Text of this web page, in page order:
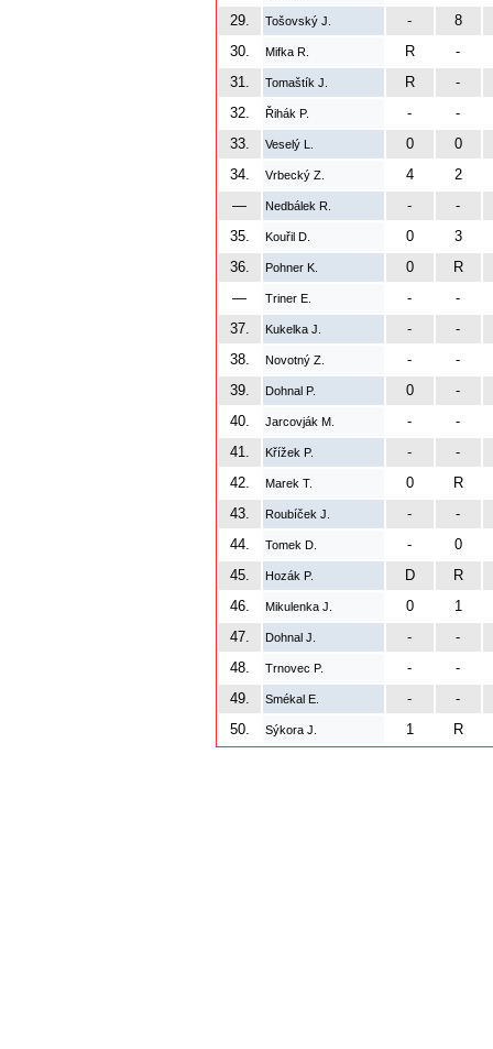
29.
Tošovský J. -
8
30.
Mifka R. R
-
31.
Tomaštík J. R
-
32.
Řihák P. -
-
33.
Veselý L. 0
0
34.
Vrbecký Z. 4
2
—
Nedbálek R. -
-
35.
Kouřil D. 0
3
36.
Pohner K. 0
R
—
Triner E. -
-
37.
Kukelka J. -
-
38.
Novotný Z. -
-
39.
Dohnal P. 0
-
40.
Jarcovják M. -
-
41.
Křížek P. -
-
42.
Marek T. 0
R
43.
Roubíček J. -
-
44.
Tomek D. -
0
45.
Hozák P. D
R
46.
Mikulenka J. 0
1
47.
Dohnal J. -
-
48.
Trnovec P. -
-
49.
Smékal E. -
-
50.
Sýkora J. 1 R